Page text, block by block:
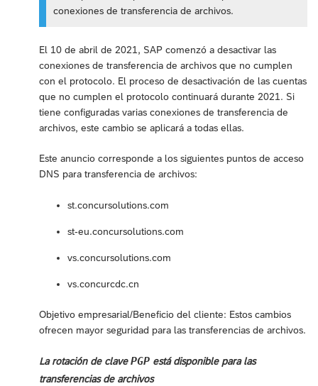
conexiones de transferencia de archivos.
El 10 de abril de 2021, SAP comenzó a desactivar las
conexiones de transferencia de archivos que no cumplen
con el protocolo. El proceso de desactivación de las cuentas
que no cumplen el protocolo continuará durante 2021. Si
tiene configuradas varias conexiones de transferencia de
archivos, este cambio se aplicará a todas ellas.
Este anuncio corresponde a los siguientes puntos de acceso
DNS para transferencia de archivos:
st.concursolutions.com
st-eu.concursolutions.com
vs.concursolutions.com
vs.concurcdc.cn
Objetivo empresarial/Beneficio del cliente: Estos cambios
ofrecen mayor seguridad para las transferencias de archivos.
La rotación de clavePGP está disponible para las
transferencias de archivos